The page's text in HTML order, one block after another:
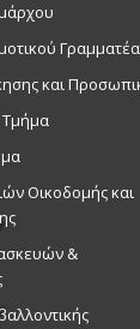
Γραμματέα
και
Τμήμα
Οικοδομής και
&